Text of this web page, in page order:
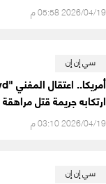
2026/04/19 05:58 م
سي إن إن
ارتكابه جريمة قتل مراهقة
2026/04/19 03:10 م
سي إن إن